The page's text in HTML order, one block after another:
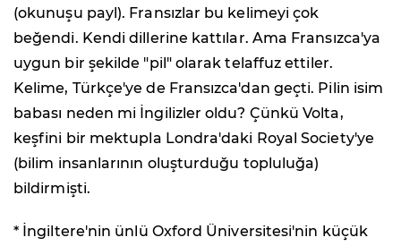
(okunuşu payl). Fransızlar bu kelimeyi çok
beğendi. Kendi dillerine kattılar. Ama Fransızca'ya
uygun bir şekilde "pil" olarak telaffuz ettiler.
Kelime, Türkçe'ye de Fransızca'dan geçti. Pilin isim
babası neden mi İngilizler oldu? Çünkü Volta,
keşfini bir mektupla Londra'daki Royal Society'ye
(bilim insanlarının oluşturduğu topluluğa)
bildirmişti.
* İngiltere'nin ünlü Oxford Üniversitesi'nin küçük